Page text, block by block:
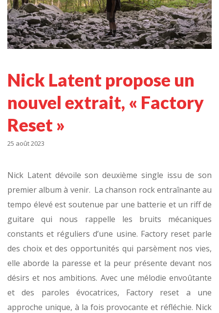
Nick Latent propose un
nouvel extrait, « Factory
Reset »
25 août 2023
Nick Latent dévoile son deuxième single issu de son
premier album à venir. La chanson rock entraînante au
tempo élevé est soutenue par une batterie et un riff de
guitare qui nous rappelle les bruits mécaniques
constants et réguliers d’une usine. Factory reset parle
des choix et des opportunités qui parsèment nos vies,
elle aborde la paresse et la peur présente devant nos
désirs et nos ambitions. Avec une mélodie envoûtante
et des paroles évocatrices, Factory reset a une
approche unique, à la fois provocante et réfléchie. Nick